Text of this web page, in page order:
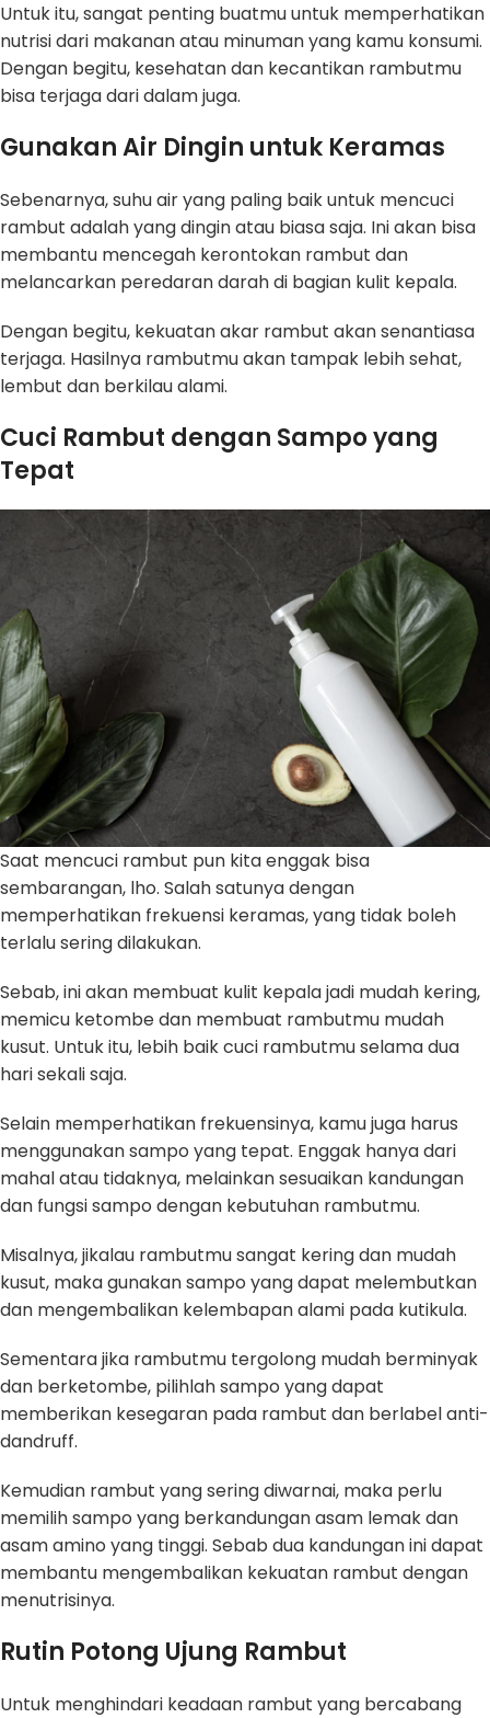
Untuk itu, sangat penting buatmu untuk memperhatikan
nutrisi dari makanan atau minuman yang kamu konsumi.
Dengan begitu, kesehatan dan kecantikan rambutmu
bisa terjaga dari dalam juga.
Gunakan Air Dingin untuk Keramas
Sebenarnya, suhu air yang paling baik untuk mencuci
rambut adalah yang dingin atau biasa saja. Ini akan bisa
membantu mencegah kerontokan rambut dan
melancarkan peredaran darah di bagian kulit kepala.
Dengan begitu, kekuatan akar rambut akan senantiasa
terjaga. Hasilnya rambutmu akan tampak lebih sehat,
lembut dan berkilau alami.
Cuci Rambut dengan Sampo yang
Tepat
Saat mencuci rambut pun kita enggak bisa
sembarangan, lho. Salah satunya dengan
memperhatikan frekuensi keramas, yang tidak boleh
terlalu sering dilakukan.
Sebab, ini akan membuat kulit kepala jadi mudah kering,
memicu ketombe dan membuat rambutmu mudah
kusut. Untuk itu, lebih baik cuci rambutmu selama dua
hari sekali saja.
Selain memperhatikan frekuensinya, kamu juga harus
menggunakan sampo yang tepat. Enggak hanya dari
mahal atau tidaknya, melainkan sesuaikan kandungan
dan fungsi sampo dengan kebutuhan rambutmu.
Misalnya, jikalau rambutmu sangat kering dan mudah
kusut, maka gunakan sampo yang dapat melembutkan
dan mengembalikan kelembapan alami pada kutikula.
Sementara jika rambutmu tergolong mudah berminyak
dan berketombe, pilihlah sampo yang dapat
memberikan kesegaran pada rambut dan berlabel anti-
dandruff.
Kemudian rambut yang sering diwarnai, maka perlu
memilih sampo yang berkandungan asam lemak dan
asam amino yang tinggi. Sebab dua kandungan ini dapat
membantu mengembalikan kekuatan rambut dengan
menutrisinya.
Rutin Potong Ujung Rambut
Untuk menghindari keadaan rambut yang bercabang